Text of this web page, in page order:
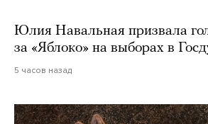
Юлия Навальная призвала
за «Яблоко» на выборах в
5 часов назад